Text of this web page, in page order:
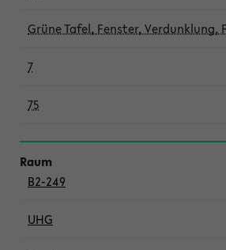
Grüne Tafel, Fenster, Verdunklung,
7
75
B2-249
UHG